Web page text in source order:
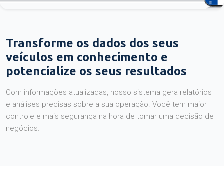
Transforme os dados dos seus
veículos em conhecimento e
potencialize os seus resultados
Com informações atualizadas, nosso sistema gera relatórios
e análises precisas sobre a sua operação. Você tem maior
controle e mais segurança na hora de tomar uma decisão de
negócios.